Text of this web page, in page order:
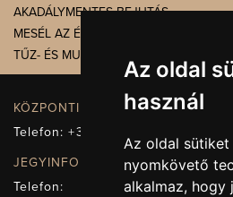
Az oldal
használ
Az oldal sütiket
nyomkövető
alkalmaz, hogy
AKADÁLYMENTES BEJUTÁS
MESÉL AZ ÉPÜLET
TŰZ- ÉS MUNKAVÉDELEM
KÖZPONTI ELÉRHETŐSÉG,
Telefon:+36 72 512-660
JEGYINFORMÁCIÓ
Telefon: